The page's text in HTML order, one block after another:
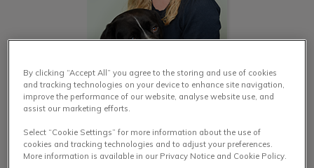
HANNE
Lees info
By clicking “Accept All” you agree to the storing and use of cookies
and tracking technologies on your device to enhance site navigation,
improve the performance of our website, analyse website use, and
assist our marketing efforts.
Select “Cookie Settings” for more information about the use of
cookies and tracking technologies and to adjust your preferences.
More information is available in our Privacy Notice and Cookie Policy.